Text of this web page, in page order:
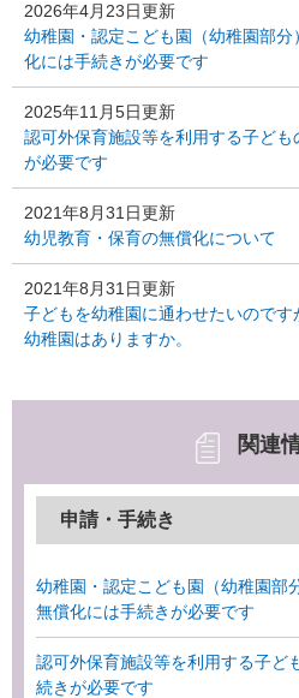
2026年4月23日更新
幼稚園・認定こども園（幼稚園部
化には手続きが必要です
2025年11月5日更新
認可外保育施設等を利用する子ども
が必要です
2021年8月31日更新
幼児教育・保育の無償化について
2021年8月31日更新
子どもを幼稚園に通わせたいので
幼稚園はありますか。
関連
申請・手続き
幼稚園・認定こども園（幼稚園部
無償化には手続きが必要です
認可外保育施設等を利用する子ど
続きが必要です